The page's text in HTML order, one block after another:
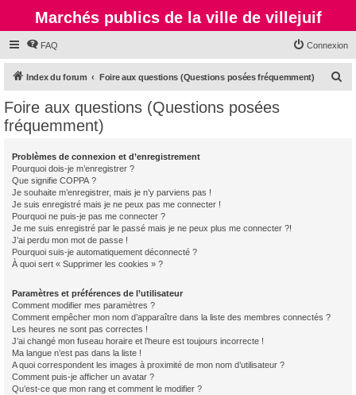
Marchés publics de la ville de villejuif
FAQ Connexion
Index du forum Foire aux questions (Questions posées fréquemment)
Foire aux questions (Questions posées
fréquemment)
Problèmes de connexion et d’enregistrement
Pourquoi dois-je m’enregistrer ?
Que signifie COPPA ?
Je souhaite m’enregistrer, mais je n’y parviens pas !
Je suis enregistré mais je ne peux pas me connecter !
Pourquoi ne puis-je pas me connecter ?
Je me suis enregistré par le passé mais je ne peux plus me connecter ?!
J’ai perdu mon mot de passe !
Pourquoi suis-je automatiquement déconnecté ?
À quoi sert « Supprimer les cookies » ?
Paramètres et préférences de l’utilisateur
Comment modifier mes paramètres ?
Comment empêcher mon nom d’apparaître dans la liste des membres connectés ?
Les heures ne sont pas correctes !
J’ai changé mon fuseau horaire et l’heure est toujours incorrecte !
Ma langue n’est pas dans la liste !
A quoi correspondent les images à proximité de mon nom d’utilisateur ?
Comment puis-je afficher un avatar ?
Qu’est-ce que mon rang et comment le modifier ?